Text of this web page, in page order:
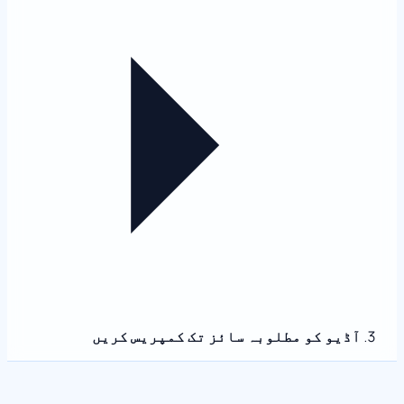
آڈیو کو مطلوبہ سائز تک کمپریس کریں